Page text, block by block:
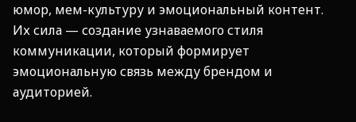
юмор, мем-культуру и эмоциональный контент.
Их сила — создание узнаваемого стиля
коммуникации, который формирует
эмоциональную связь между брендом и
аудиторией.